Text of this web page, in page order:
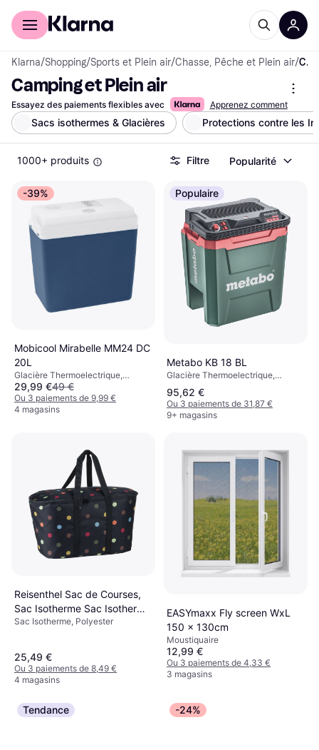
Acheter avec Klarna
Klarna/Shopping/Sports et Plein air/Chasse, Pêche et Plein air/ Camping et Plein air
Camping et Plein air
Essayez des paiements flexibles avec Apprenez comment
Sacs isothermes & Glacières Protections contre les
1000+ produits Filtre Popularité
-39%
Mobicool Mirabelle MM24 DC
20L
Glacière Thermoelectrique,
Plastique
29,99 €49 €
Ou 3 paiements de 9,99 €
4 magasins
Populaire
Metabo KB 18 BL
Glacière Thermoelectrique,
Plastique
95,62 €
Ou 3 paiements de 31,87 €
9+ magasins
Reisenthel Sac de Courses,
Sac Isotherme Sac Isotherme
Sac de Courses isotherme-
Sac Isotherme, Polyester
25,49 €
Ou 3 paiements de 8,49 €
4 magasins
EASYmaxx Fly screen WxL
150 x 130cm
Moustiquaire
12,99 €
Ou 3 paiements de 4,33 €
3 magasins
Tendance -24%